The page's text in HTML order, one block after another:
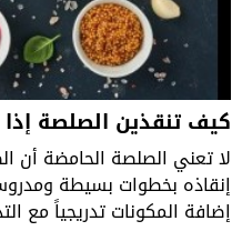
كيف تنقذين الصلصة
لا تعني الصلصة الحامضة أن
إنقاذه بخطوات بسيطة
إضافة المكونات تدريجياً مع